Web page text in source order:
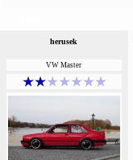
herusek
VW Master